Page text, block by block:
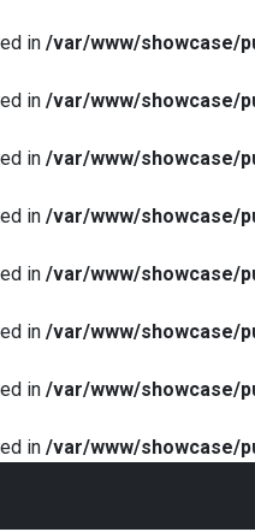
in /var/www/showcase/
in /var/www/showcase/
in /var/www/showcase/
in /var/www/showcase/
in /var/www/showcase/
in /var/www/showcase/
in /var/www/showcase/
in /var/www/showcase/